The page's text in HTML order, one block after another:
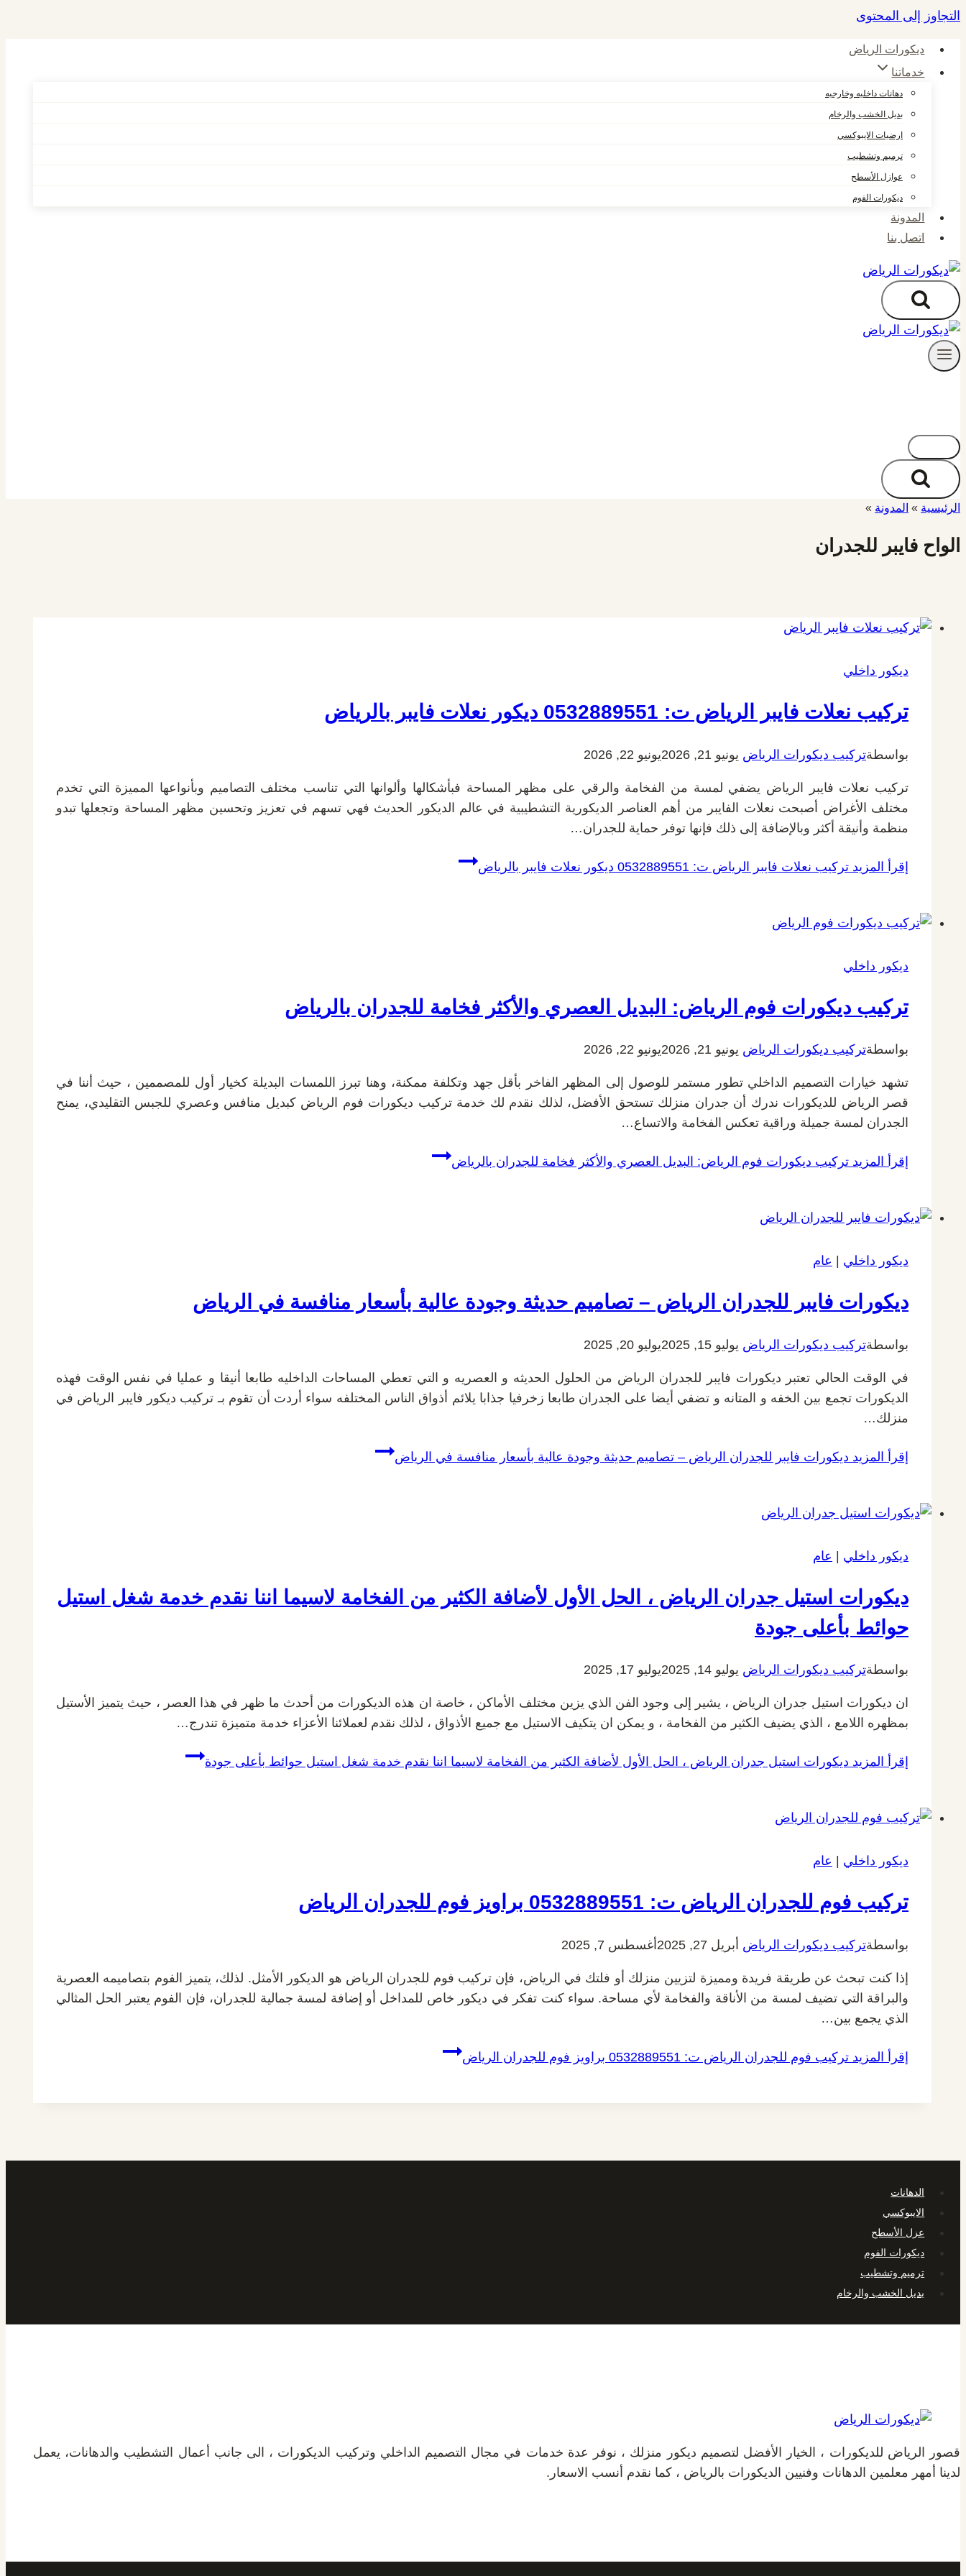
التجاوز إلى المحتوى
ديكورات الرياض
خدماتنا
دهانات داخليه وخارجيه
بديل الخشب والرخام
ارضيات الايبوكسي
ترميم وتشطيب
عوازل الأسطح
ديكورات الفوم
المدونة
اتصل بنا
الرئيسية » المدونة »
الواح فايبر للجدران
ديكور داخلي
تركيب نعلات فايبر الرياض ت: 0532889551 ديكور نعلات فايبر بالرياض
بواسطةتركيب ديكورات الرياض يونيو 21, 2026 يونيو 22, 2026
تركيب نعلات فايبر الرياض يضفي لمسة من الفخامة والرقي على مظهر المساحة فبأشكالها وألوانها التي تناسب مختلف التصاميم وبأنواعها المميزة التي تخدم
مختلف الأغراض أصبحت نعلات الفايبر من أهم العناصر الديكورية التشطيبية في عالم الديكور الحديث فهي تسهم في تعزيز وتحسين مظهر المساحة وتجعلها تبدو
منظمة وأنيقة أكثر وبالإضافة إلى ذلك فإنها توفر حماية للجدران…
إقرأ المزيد تركيب نعلات فايبر الرياض ت: 0532889551 ديكور نعلات فايبر بالرياض
ديكور داخلي
تركيب ديكورات فوم الرياض: البديل العصري والأكثر فخامة للجدران بالرياض
بواسطةتركيب ديكورات الرياض يونيو 21, 2026 يونيو 22, 2026
تشهد خيارات التصميم الداخلي تطور مستمر للوصول إلى المظهر الفاخر بأقل جهد وتكلفة ممكنة، وهنا تبرز اللمسات البديلة كخيار أول للمصممين ، حيث أننا في
قصر الرياض للديكورات ندرك أن جدران منزلك تستحق الأفضل، لذلك نقدم لك خدمة تركيب ديكورات فوم الرياض كبديل منافس وعصري للجبس التقليدي، يمنح
الجدران لمسة جميلة وراقية تعكس الفخامة والاتساع…
إقرأ المزيد تركيب ديكورات فوم الرياض: البديل العصري والأكثر فخامة للجدران بالرياض
ديكور داخلي عام
ديكورات فايبر للجدران الرياض – تصاميم حديثة وجودة عالية بأسعار منافسة في الرياض
بواسطةتركيب ديكورات الرياض يوليو 15, 2025 يوليو 20, 2025
في الوقت الحالي تعتبر ديكورات فايبر للجدران الرياض من الحلول الحديثه و العصريه و التي تعطي المساحات الداخليه طابعا أنيقا و عمليا في نفس الوقت فهذه
الديكورات تجمع بين الخفه و المتانه و تضفي أيضا على الجدران طابعا زخرفيا جذابا يلائم أذواق الناس المختلفه سواء أردت أن تقوم بـ تركيب ديكور فايبر الرياض في
منزلك…
إقرأ المزيد ديكورات فايبر للجدران الرياض – تصاميم حديثة وجودة عالية بأسعار منافسة في الرياض
ديكور داخلي | عام
ديكورات استيل جدران الرياض ، الحل الأول لأضافة الكثير من الفخامة لاسيما اننا نقدم خدمة شغل استيل
حوائط بأعلى جودة
بواسطةتركيب ديكورات الرياض يوليو 14, 2025 يوليو 17, 2025
ان ديكورات استيل جدران الرياض ، يشير إلى وجود الفن الذي يزين مختلف الأماكن ، خاصة ان هذه الديكورات من أحدث ما ظهر في هذا العصر ، حيث يتميز الأستيل
بمظهره اللامع ، الذي يضيف الكثير من الفخامة ، و يمكن ان يتكيف الاستيل مع جميع الأذواق ، لذلك نقدم لعملائنا الأعزاء خدمة متميزة تندرج…
إقرأ المزيد ديكورات استيل جدران الرياض ، الحل الأول لأضافة الكثير من الفخامة لاسيما اننا نقدم خدمة شغل استيل حوائط بأعلى جودة
ديكور داخلي عام
تركيب فوم للجدران الرياض ت: 0532889551 براويز فوم للجدران الرياض
بواسطةتركيب ديكورات الرياض أبريل 27, 2025 أغسطس 7, 2025
إذا كنت تبحث عن طريقة فريدة ومميزة لتزيين منزلك أو فلتك في الرياض، فإن تركيب فوم للجدران الرياض هو الديكور الأمثل. لذلك، يتميز الفوم بتصاميمه العصرية
والبراقة التي تضيف لمسة من الأناقة والفخامة لأي مساحة. سواء كنت تفكر في ديكور خاص للمداخل أو إضافة لمسة جمالية للجدران، فإن الفوم يعتبر الحل المثالي
الذي يجمع بين…
إقرأ المزيد تركيب فوم للجدران الرياض ت: 0532889551 براويز فوم للجدران الرياض
الدهانات
الايبوكسي
عزل الأسطح
ديكورات الفوم
ترميم وتشطيب
بديل الخشب والرخام
قصور الرياض للديكورات ، الخيار الأفضل لتصميم ديكور منزلك ، نوفر عدة خدمات في مجال التصميم الداخلي وتركيب الديكورات ، الى جانب أعمال التشطيب والدهانات، يعمل
لدينا أمهر معلمين الدهانات وفنيين الديكورات بالرياض ، كما نقدم أنسب الاسعار.